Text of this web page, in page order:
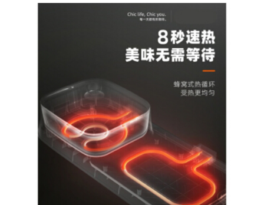
ル紙のオーブン焼き
皿をシリコーン油で
丸くした25 cm【500
機械のあぶります鍋
の中で号のニュース
はあぶって皿の3つの
家のフルセットをあ
ぶります。